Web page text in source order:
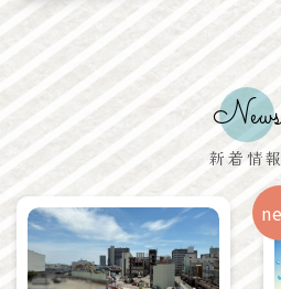
News
新着情報